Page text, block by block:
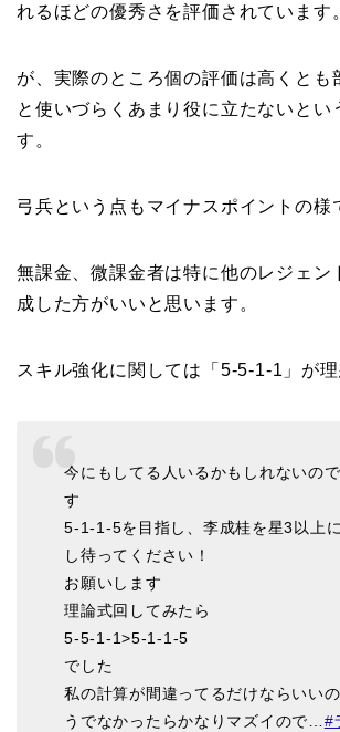
れるほどの優秀さを評価されています。
が、実際のところ個の評価は高くとも
と使いづらくあまり役に立たないとい
す。
弓兵という点もマイナスポイントの様
無課金、微課金者は特に他のレジェン
成した方がいいと思います。
スキル強化に関しては「5-5-1-1」が理
今にもしてる人いるかもしれないの
す
5-1-1-5を目指し、李成桂を星3以上
し待ってください！
お願いします
理論式回してみたら
5-5-1-1>5-1-1-5
でした
私の計算が間違ってるだけならいい
うでなかったらかなりマズイので… #